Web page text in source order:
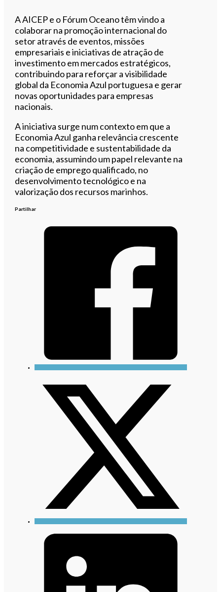
A AICEP e o Fórum Oceano têm vindo a
colaborar na promoção internacional do
setor através de eventos, missões
empresariais e iniciativas de atração de
investimento em mercados estratégicos,
contribuindo para reforçar a visibilidade
global da Economia Azul portuguesa e gerar
novas oportunidades para empresas
nacionais.
A iniciativa surge num contexto em que a
Economia Azul ganha relevância crescente
na competitividade e sustentabilidade da
economia, assumindo um papel relevante na
criação de emprego qualificado, no
desenvolvimento tecnológico e na
valorização dos recursos marinhos.
Partilhar